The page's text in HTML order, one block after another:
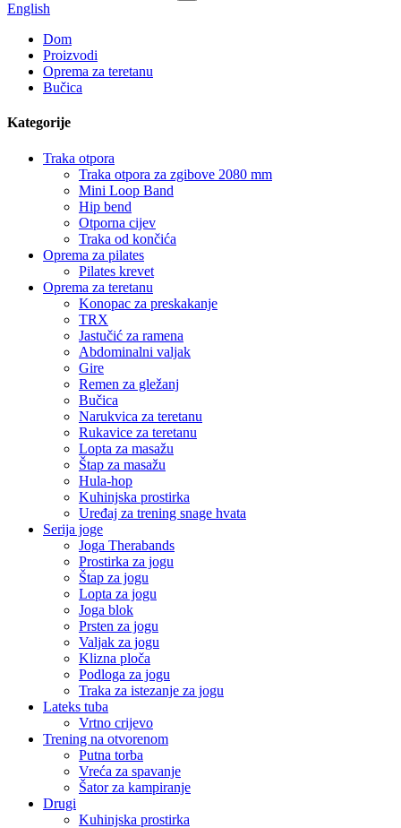
English
Dom
Proizvodi
Oprema za teretanu
Bučica
Kategorije
Traka otpora
Traka otpora za zgibove 2080 mm
Mini Loop Band
Hip bend
Otporna cijev
Traka od končića
Oprema za pilates
Pilates krevet
Oprema za teretanu
Konopac za preskakanje
TRX
Jastučić za ramena
Abdominalni valjak
Gire
Remen za gležanj
Bučica
Narukvica za teretanu
Rukavice za teretanu
Lopta za masažu
Štap za masažu
Hula-hop
Kuhinjska prostirka
Uređaj za trening snage hvata
Serija joge
Joga Therabands
Prostirka za jogu
Štap za jogu
Lopta za jogu
Joga blok
Prsten za jogu
Valjak za jogu
Klizna ploča
Podloga za jogu
Traka za istezanje za jogu
Lateks tuba
Vrtno crijevo
Trening na otvorenom
Putna torba
Vreća za spavanje
Šator za kampiranje
Drugi
Kuhinjska prostirka